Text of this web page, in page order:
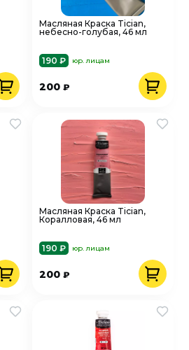
Масляная Краска Tician,
небесно-голубая, 46 мл
190 ₽ юр. лицам
200₽
Масляная Краска Tician,
Коралловая, 46 мл
190 ₽ юр. лицам
200₽